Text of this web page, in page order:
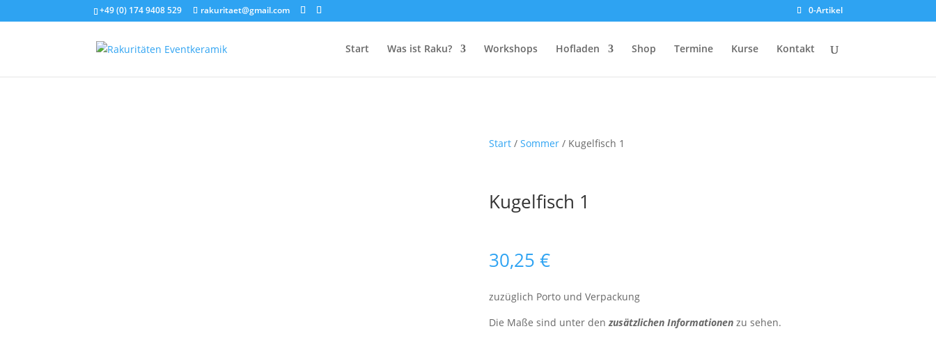
+49 (0) 174 9408 529 rakuritaet@gmail.com 0-Artikel
Start Was ist Raku? Workshops Hofladen Shop Termine Kurse Kontakt
Start/ Sommer/ Kugelfisch 1
Kugelfisch 1
30,25 €
zuzüglich Porto und Verpackung
Die Maße sind unter denzusätzlichen Informationenzu sehen.